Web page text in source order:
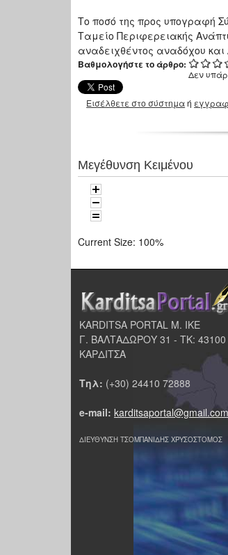
Το ποσό της προς υπογραφή
Ταμείο Περιφερειακής
αναδειχθέντος αναδόχου
Βαθμολογήστε το άρθρο:
Δεν
Εισέλθετε στο σύστημαή
Μεγέθυνση Κειμένου
Current Size: 100%
KARDITSA PORTAL Μ. ΙΚΕ
Γ. ΒΑΛΤΑΔΩΡΟΥ 31 - ΤΚ: 43100
ΚΑΡΔΙΤΣΑ
Τηλ: (+30) 24410 72888
e-mail: karditsaportal@gmail.com
ΔΙΕΥΘΥΝΣΗ ΤΣΟΜΠΑΝΙΔΗΣ ΧΡΥΣΟΣΤΟΜΟΣ